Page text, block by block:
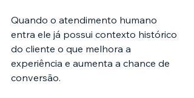
Quando o atendimento humano
entra ele já possui contexto histórico
do cliente o que melhora a
experiência e aumenta a chance de
conversão.